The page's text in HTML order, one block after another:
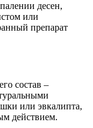
десен,
или
препарат
состав –
или эвкалипта,
действием.